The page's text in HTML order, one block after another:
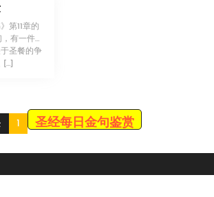
第11章的
有一件事
圣餐的争
[…]
1 圣经每日金句鉴赏